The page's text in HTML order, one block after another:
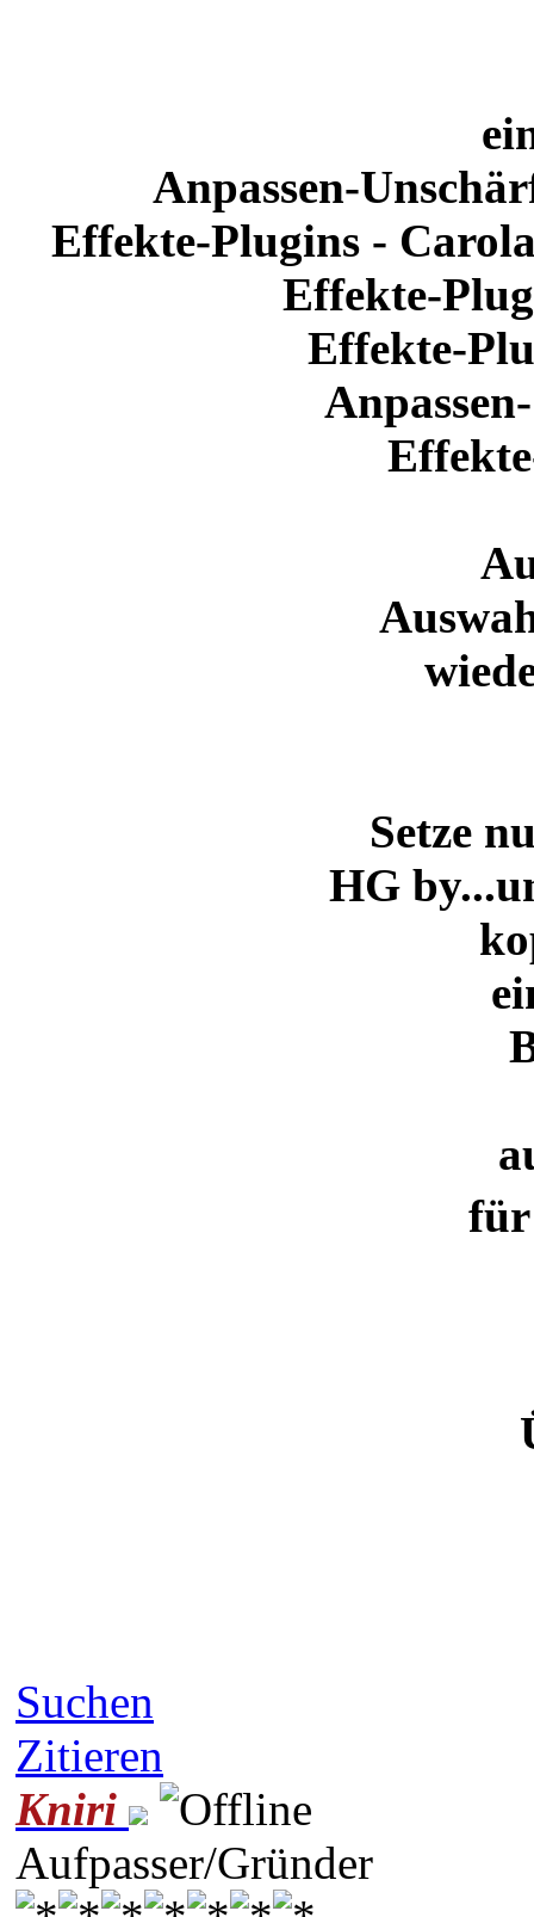
Anpassen-
Effekte-Plugins -
Effekte-
Effekte-
Setze
HG by...
Suchen
Zitieren
Kniri
Aufpasser/Gründer